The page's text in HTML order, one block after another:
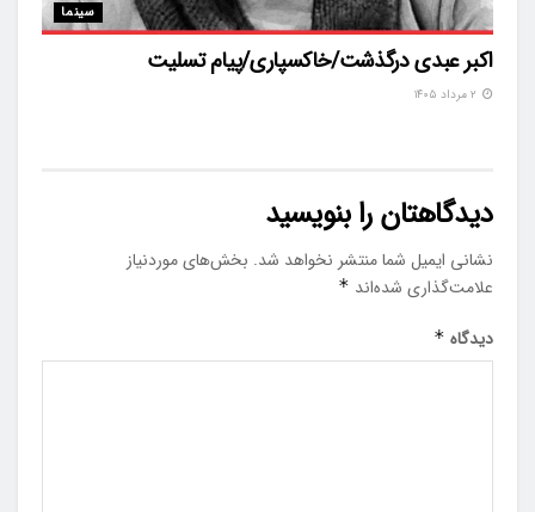
سینما
اکبر عبدی درگذشت/خاکسپاری/پیام تسلیت
دیدگاهتان را بنویسید
نشانی ایمیل شما منتشر نخواهد شد. بخش‌های موردنیاز
علامت‌گذاری شده‌اند *
دیدگاه *